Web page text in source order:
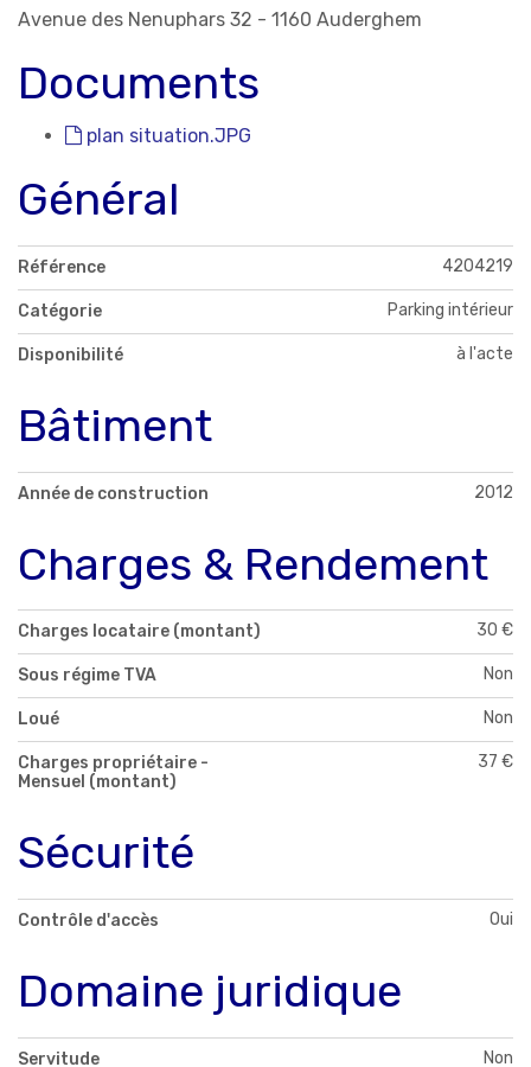
Avenue des Nenuphars 32 - 1160 Auderghem
Documents
plan situation.JPG
Général
Référence 4204219
Catégorie Parking intérieur
Disponibilité à l'acte
Bâtiment
Année de construction 2012
Charges & Rendement
Charges locataire (montant) 30 €
Sous régime TVA Non
Loué Non
Charges propriétaire -
Mensuel (montant)
37 €
Sécurité
Contrôle d'accès Oui
Domaine juridique
Servitude Non